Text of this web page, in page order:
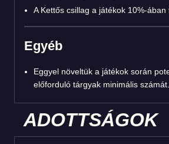
A Kettős csillag a játékok 10%-ában
Egyéb
Eggyel növeltük a játékok során
előforduló tárgyak minimális számát.
ADOTTSÁGOK